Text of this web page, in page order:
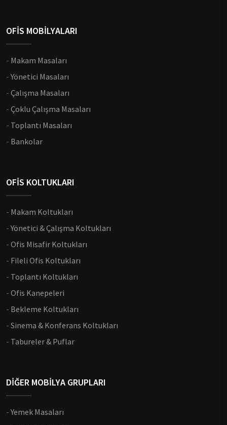
OFİS MOBİLYALARI
- Makam Masaları
-Yönetici Masaları
- Çalışma Masaları
- Çoklu Çalışma Masaları
- Toplantı Masaları
- Bankolar
OFİS KOLTUKLARI
- Makam Koltukları
-Yönetici & Çalışma Koltukları
- Ofis Misafir Koltukları
- Fileli Ofis Koltukları
- Toplantı Koltukları
- Ofis Kanepeleri
- Bekleme Koltukları
- Sinema & Konferans Koltukları
- Tabureler & Puflar
DİĞER MOBİLYA GRUPLARI
-Yemek Masaları